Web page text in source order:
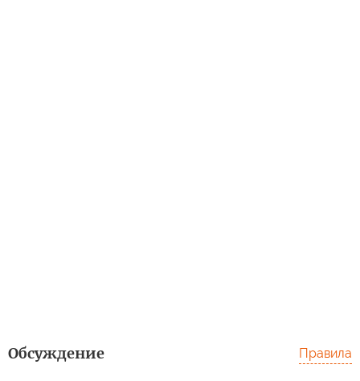
Обсуждение Правила